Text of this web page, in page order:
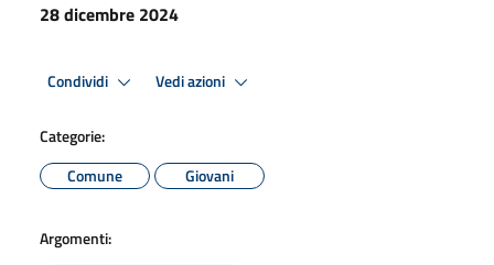
28 dicembre 2024
Condividi Vedi azioni
Categorie:
Comune
Giovani
Argomenti: